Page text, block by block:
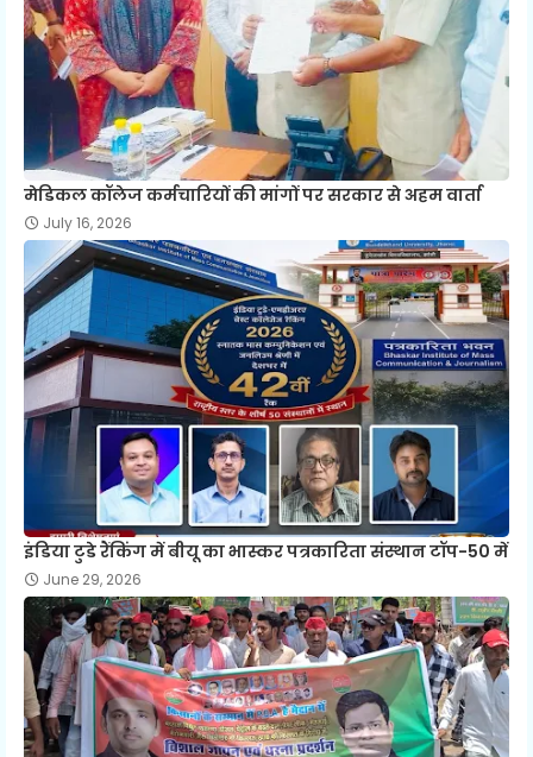
मेडिकल कॉलेज कर्मचारियों की मांगों पर सरकार से अहम वार्ता
July 16, 2026
इंडिया टुडे रैंकिंग में बीयू का भास्कर पत्रकारिता संस्थान टॉप-50 में
June 29, 2026